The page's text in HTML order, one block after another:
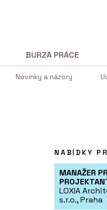
Novinky a názory
BURZA PRÁCE
NABÍDKY
MANAŽER
LOXIA
s.r.o., Praha